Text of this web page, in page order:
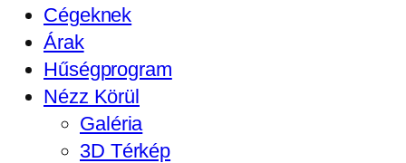
Cégeknek
Árak
Hűségprogram
Nézz Körül
Galéria
3D Térkép